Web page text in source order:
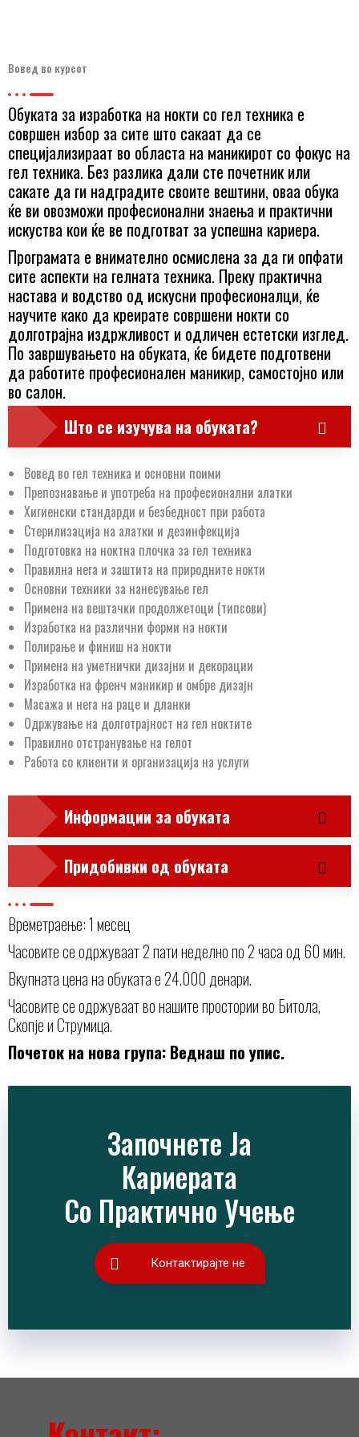
Вовед во курсот
Обуката за изработка на нокти со гел техника е
совршен избор за сите што сакаат да се
специјализираат во областа на маникирот со фокус на
гел техника. Без разлика дали сте почетник или
сакате да ги надградите своите вештини, оваа обука
ќе ви овозможи професионални знаења и практични
искуства кои ќе ве подготват за успешна кариера.
Програмата е внимателно осмислена за да ги опфати
сите аспекти на гелната техника. Преку практична
настава и водство од искусни професионалци, ќе
научите како да креирате совршени нокти со
долготрајна издржливост и одличен естетски изглед.
По завршувањето на обуката, ќе бидете подготвени
да работите професионален маникир, самостојно или
во салон.
Што се изучува на обуката?
Вовед во гел техника и основни поими
Препознавање и употреба на професионални алатки
Хигиенски стандарди и безбедност при работа
Стерилизација на алатки и дезинфекција
Подготовка на ноктна плочка за гел техника
Правилна нега и заштита на природните нокти
Основни техники за нанесување гел
Примена на вештачки продолжетоци (типсови)
Изработка на различни форми на нокти
Полирање и финиш на нокти
Примена на уметнички дизајни и декорации
Изработка на френч маникир и омбре дизајн
Масажа и нега на раце и дланки
Одржување на долготрајност на гел ноктите
Правилно отстранување на гелот
Работа со клиенти и организација на услуги
Информации за обуката
Придобивки од обуката
Времетраење: 1 месец
Часовите се одржуваат 2 пати неделно по 2 часа од 60 мин.
Вкупната цена на обуката е 24.000 денари.
Часовите се одржуваат во нашите простории во Битола,
Скопје и Струмица.
Почеток на нова група: Веднаш по упис.
Започнете Ја
Кариерата
Со Практично Учење
Контактирајте не